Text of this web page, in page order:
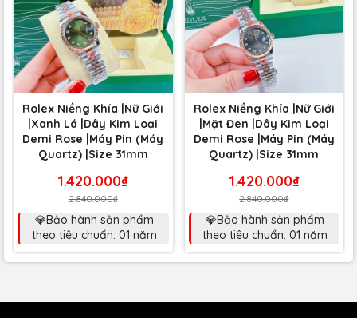
Rolex Niềng Khía |Nữ Giới
|Xanh Lá |Dây Kim Loại
Demi Rose |Máy Pin (Máy
Quartz) |Size 31mm
1.420.000₫
2.840.000₫
💎Bảo hành sản phẩm
theo tiêu chuẩn: 01 năm
Rolex Niềng Khía |Nữ Giới
|Mặt Đen |Dây Kim Loại
Demi Rose |Máy Pin (Máy
Quartz) |Size 31mm
1.420.000₫
2.840.000₫
💎Bảo hành sản phẩm
theo tiêu chuẩn: 01 năm